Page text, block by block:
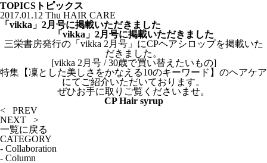
TOPICS トピックス
2017.01.12 Thu HAIR CARE
「vikka」2月号に掲載いただきました
「vikka」2月号に掲載いただきました
三栄書房発行の「vikka 2月号」にCPヘアシロップを掲載いた
だきました。
[vikka 2月号 / 30歳で買い替えたいもの]
特集【凜とした美しさをかなえる10のキーワード】のヘアケア
にてご紹介いただいております。
ぜひお手に取りご覧くださいませ。
CP Hair syrup
< PREV
NEXT >
一覧に戻る
CATEGORY
- Collaboration
- Column